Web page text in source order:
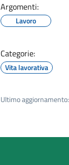
Argomenti:
Lavoro
Categorie:
Vita lavorativa
Ultimo aggiornamento: